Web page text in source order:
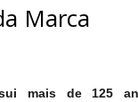
Marca
mais de 125